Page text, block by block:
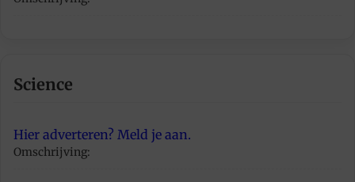
Science
Hier adverteren? Meld je aan.
Omschrijving: